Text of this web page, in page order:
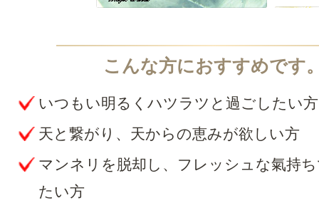
いつもい明るくハツラツと過ごしたい方
天と繋がり、天からの恵みが欲しい方
マンネリを脱却し、フレッシュな氣持
たい方